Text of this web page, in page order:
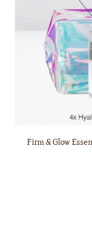
Firm & Glow